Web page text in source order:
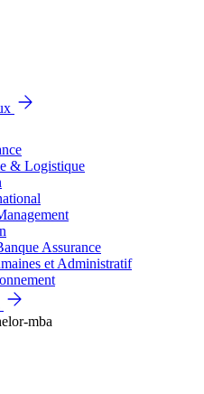
& Logistique
Assurance
et Administratif